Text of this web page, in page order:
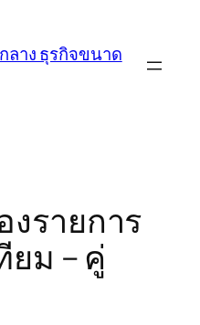
ลาง ธุรกิจขนาด
รายการ
ยม – คู่